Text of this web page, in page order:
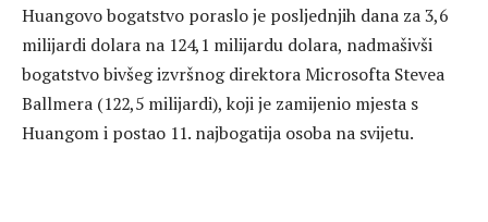
Huangovo bogatstvo poraslo je posljednjih dana za 3,6
milijardi dolara na 124,1 milijardu dolara, nadmašivši
bogatstvo bivšeg izvršnog direktora Microsofta Stevea
Ballmera (122,5 milijardi), koji je zamijenio mjesta s
Huangom i postao 11. najbogatija osoba na svijetu.